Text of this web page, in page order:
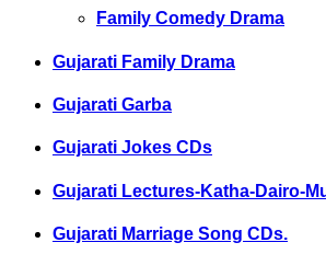
Family Comedy Drama
Gujarati Family Drama
Gujarati Garba
Gujarati Jokes CDs
Gujarati Lectures-Katha-Dairo-
Gujarati Marriage Song CDs.